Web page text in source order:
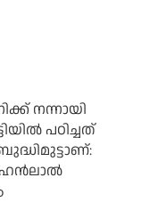
നന്നായി
പഠിച്ചത്